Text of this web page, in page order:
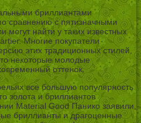
бриллиантами
сравнению с пятизначными
могут найти у таких известных
Многие покупатели
этих традиционных стилей,
некоторые молодые
оттенок.
все большую популярность
золота и бриллиантов
Material Good Панико заявили,
бриллианты и драгоценные